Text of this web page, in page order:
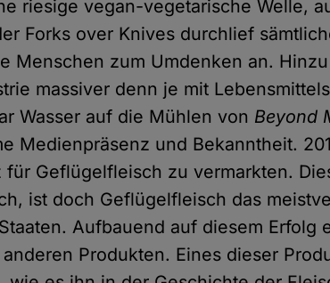
riesige vegan-vegetarische Welle,
Forks over Knives durchlief
Menschen zum Umdenken an.
massiver denn je mit
Wasser auf die Mühlen von Beyond
Medienpräsenz und Bekanntheit.
für Geflügelfleisch zu vermarkten.
ist doch Geflügelfleisch das
Aufbauend auf diesem Erfolg
Produkten. Eines dieser